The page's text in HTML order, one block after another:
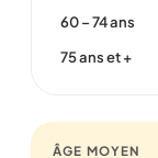
60 – 74 ans
75 ans et +
ÂGE MOYEN